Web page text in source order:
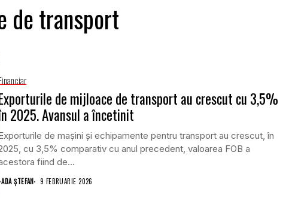
de transport
de mijloace de transport au crescut cu 3,5%
2025. Avansul a încetinit
de mașini și echipamente pentru transport au crescut, în
cu 3,5% comparativ cu anul precedent, valoarea FOB a
fiind de...
ADA ȘTEFAN 9 FEBRUARIE 2026